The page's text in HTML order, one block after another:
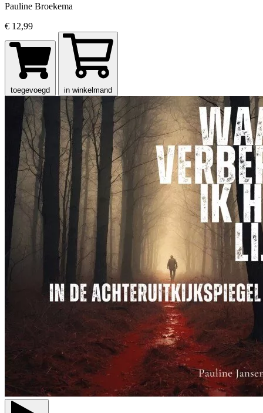
Pauline Broekema
€ 12,99
toegevoegd in winkelmand